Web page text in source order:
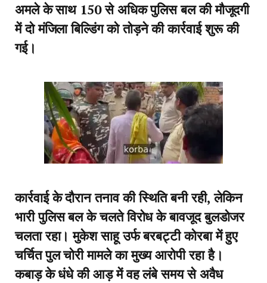
अमले के साथ 150 से अधिक पुलिस बल की मौजूदगी
में दो मंजिला बिल्डिंग को तोड़ने की कार्रवाई शुरू की
गई।
कार्रवाई के दौरान तनाव की स्थिति बनी रही, लेकिन
भारी पुलिस बल के चलते विरोध के बावजूद बुलडोजर
चलता रहा। मुकेश साहू उर्फ बरबट्टी कोरबा में हुए
चर्चित पुल चोरी मामले का मुख्य आरोपी रहा है।
कबाड़ के धंधे की आड़ में वह लंबे समय से अवैध